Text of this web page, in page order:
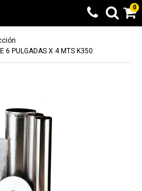
0
6 PULGADAS X 4 MTS K350
interés + 10% de
tope. 9 y 12 cuotas sin
seleccionados
entre el 08/05/2023 y el
BUSCAR